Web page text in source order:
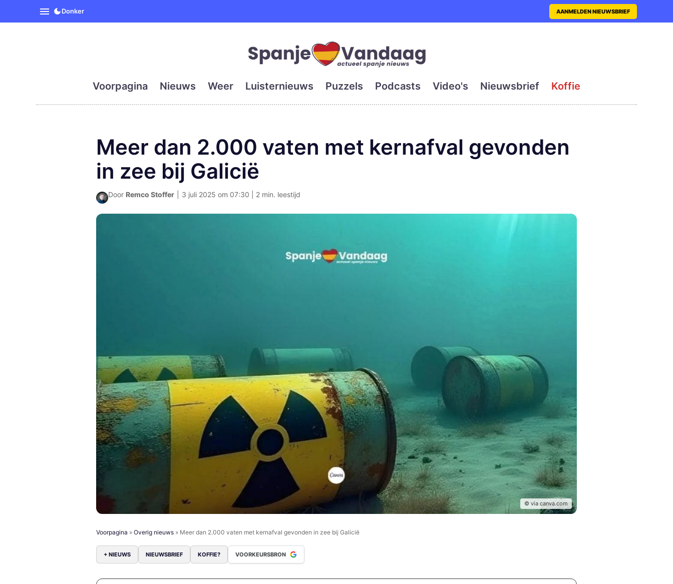
SpanjeVandaag is de eerste en grootste digitale krant met actueel en
Donker AANMELDEN NIEUWSBRIEF
Voorpagina Nieuws Weer Luisternieuws Puzzels Podcasts Video's Nieuwsbrief Koffie
Meer dan 2.000 vaten met kernafval gevonden
in zee bij Galicië
Door Remco Stoffer 3 juli 2025 om 07:30 | 2 min. leestijd
© via canva.com
Voorpagina » Overig nieuws » Meer dan 2.000 vaten met kernafval gevonden in zee bij Galicië
+ NIEUWS NIEUWSBRIEF KOFFIE? VOORKEURSBRON